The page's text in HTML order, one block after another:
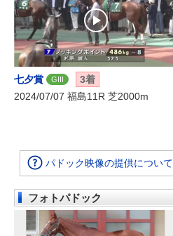
七夕賞 GIII
3着
2024/07/07 福島11R 芝2000m
パドック映像の提供について
フォトパドック